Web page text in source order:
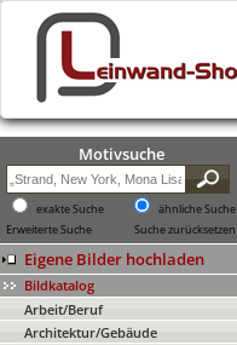
Motivsuche
exakte Suche
ähnliche Suche
Erweiterte Suche
Suche zurücksetzen
Eigene Bilder hochladen
Bildkatalog
Arbeit/Beruf
Architektur/Gebäude